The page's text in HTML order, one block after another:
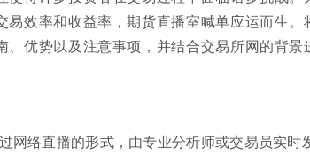
效率和收益率，期货直播室喊单应运而生。
优势以及注意事项，并结合交易所网的背景
网络直播的形式，由专业分析师或交易员实时